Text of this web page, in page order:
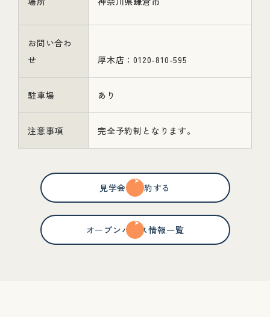
お問い合わ
せ
厚木店：0120-810-595
駐車場 あり
注意事項 完全予約制となります。
見学会を予約する
オープンハウス情報一覧